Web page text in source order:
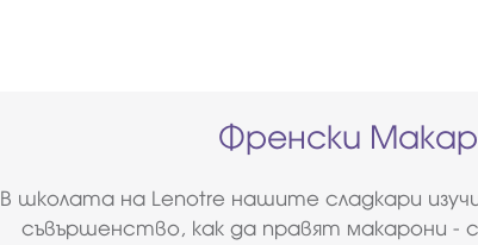
Френски
В школата на Lenotre нашите сладкари
съвършенство, как да правят макарони -